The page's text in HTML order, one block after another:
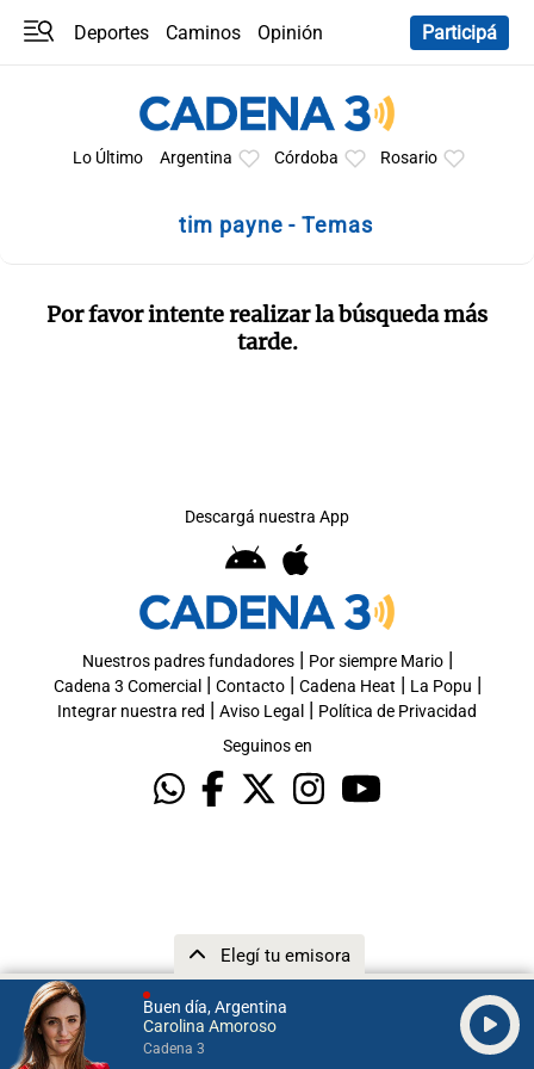
Buen día, Argentina
Carolina Amoroso
Cadena 3
Elegí tu emisora
Deportes Caminos
Opinión
Participá
Lo Último Argentina Córdoba Rosario
tim payne - Temas
Por favor intente realizar la búsqueda más
tarde.
Descargá nuestra App
Nuestros padres fundadores| Por siempre Mario|
Cadena 3 Comercial | Contacto| Cadena Heat | La Popu |
Integrar nuestra red | Aviso Legal | Política de Privacidad
Seguinos en